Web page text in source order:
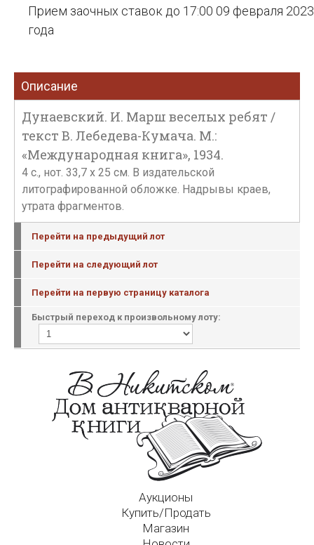
Прием заочных ставок до 17:00 09 февраля 2023
года
Описание
Дунаевский. И. Марш веселых ребят /
текст В. Лебедева-Кумача. М.:
«Международная книга», 1934.
4 с., нот. 33,7 х 25 см. В издательской
литографированной обложке. Надрывы краев,
утрата фрагментов.
Перейти на предыдущий лот
Перейти на следующий лот
Перейти на первую страницу каталога
Быстрый переход к произвольному лоту:
Аукционы
Купить/Продать
Магазин